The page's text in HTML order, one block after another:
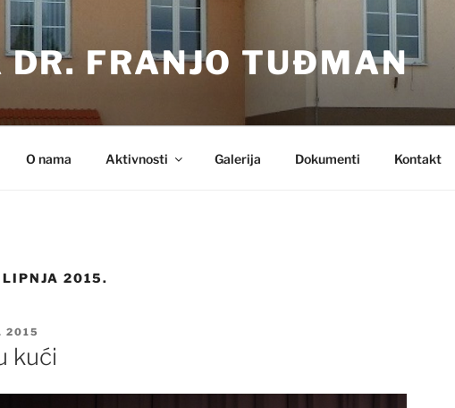
DR. FRANJO TUĐMAN
O nama Aktivnosti Galerija Dokumenti Kontakt
2015.
2015
kući